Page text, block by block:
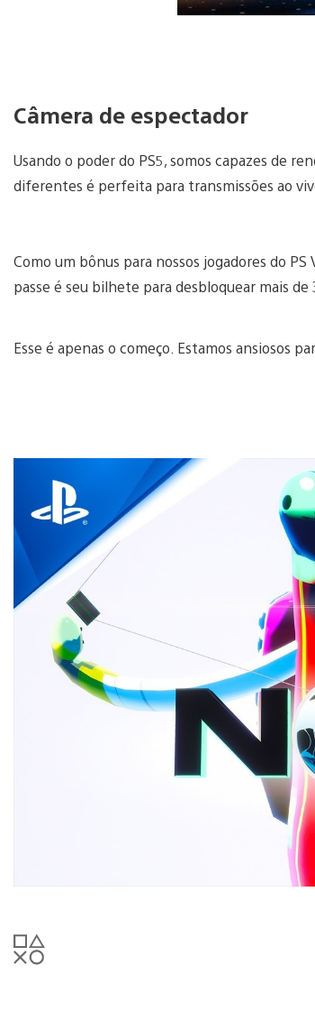
Câmera de espectador
Usando o poder do PS5, somos capazes de
diferentes é perfeita para transmissões ao
Como um bônus para nossos jogadores do
passe é seu bilhete para desbloquear mais
Esse é apenas o começo. Estamos ansiosos